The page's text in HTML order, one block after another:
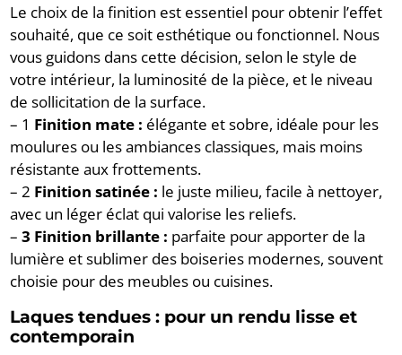
Le choix de la finition est essentiel pour obtenir l’effet
souhaité, que ce soit esthétique ou fonctionnel. Nous
vous guidons dans cette décision, selon le style de
votre intérieur, la luminosité de la pièce, et le niveau
de sollicitation de la surface.
– 1 Finition mate : élégante et sobre, idéale pour les
moulures ou les ambiances classiques, mais moins
résistante aux frottements.
– 2 Finition satinée : le juste milieu, facile à nettoyer,
avec un léger éclat qui valorise les reliefs.
–3 Finition brillante : parfaite pour apporter de la
lumière et sublimer des boiseries modernes, souvent
choisie pour des meubles ou cuisines.
Laques tendues : pour un rendu lisse et
contemporain